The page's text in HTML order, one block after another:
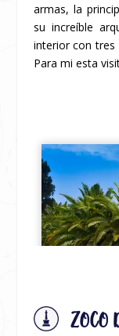
armas, la
su increíble
interior con tres
Para mi esta
ZOCO